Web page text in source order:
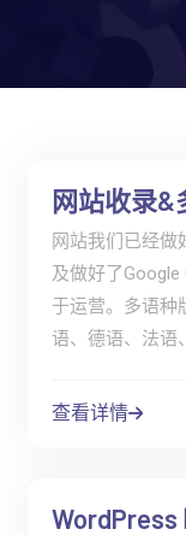
网站收录&
网站我们已经做
及做好了Google
于运营。多语种
语、德语、法语
查看详情